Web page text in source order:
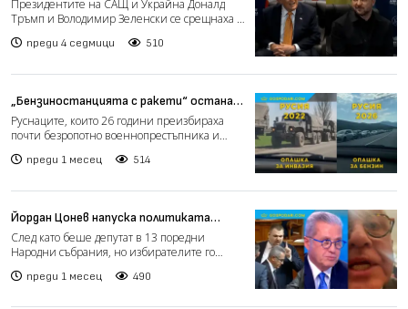
Президентите на САЩ и Украйна Доналд
Тръмп и Володимир Зеленски се срещнаха и
преди 4 седмици 510
„Бензиностанцията с ракети“ остана
без бензин и без ракети (видео)
Руснаците, които 26 години преизбираха
почти безропотно военнопрестъпника и
преди 1 месец 514
Йордан Цонев напуска политиката
(видео)
След като беше депутат в 13 поредни
Народни събрания, но избирателите го
преди 1 месец 490